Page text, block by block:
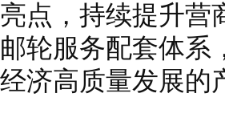
亮点，持续提升营
邮轮服务配套体系
经济高质量发展的